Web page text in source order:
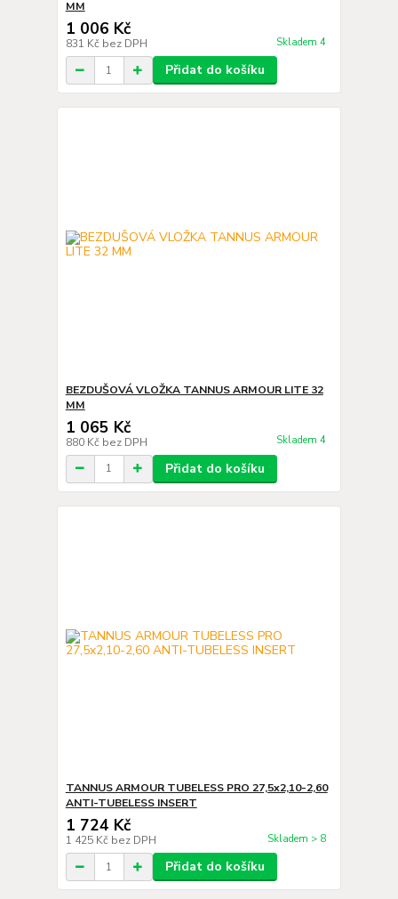
MM
1 006 Kč
831 Kč bez DPH Skladem 4
Přidat do košíku
BEZDUŠOVÁ VLOŽKA TANNUS ARMOUR LITE 32
MM
1 065 Kč
880 Kč bez DPH Skladem 4
Přidat do košíku
TANNUS ARMOUR TUBELESS PRO 27,5x2,10-2,60
ANTI-TUBELESS INSERT
1 724 Kč
1 425 Kč bez DPH Skladem > 8
Přidat do košíku